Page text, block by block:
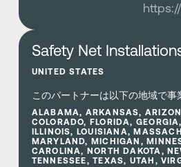
Safety Net
UNITED STATES
このパートナーは以下の地域で事
ALABAMA, ARKANSAS,
COLORADO, FLORIDA,
ILLINOIS, LOUISIANA,
MARYLAND, MICHIGAN,
CAROLINA, NORTH DAKOTA,
TENNESSEE, TEXAS, UTAH,
さらに詳しく